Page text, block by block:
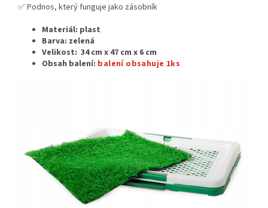
✅ Podnos, který funguje jako zásobník
Materiál: plast
Barva: zelená
Velikost: 34 cm x 47 cm x 6 cm
Obsah balení: balení obsahuje 1ks